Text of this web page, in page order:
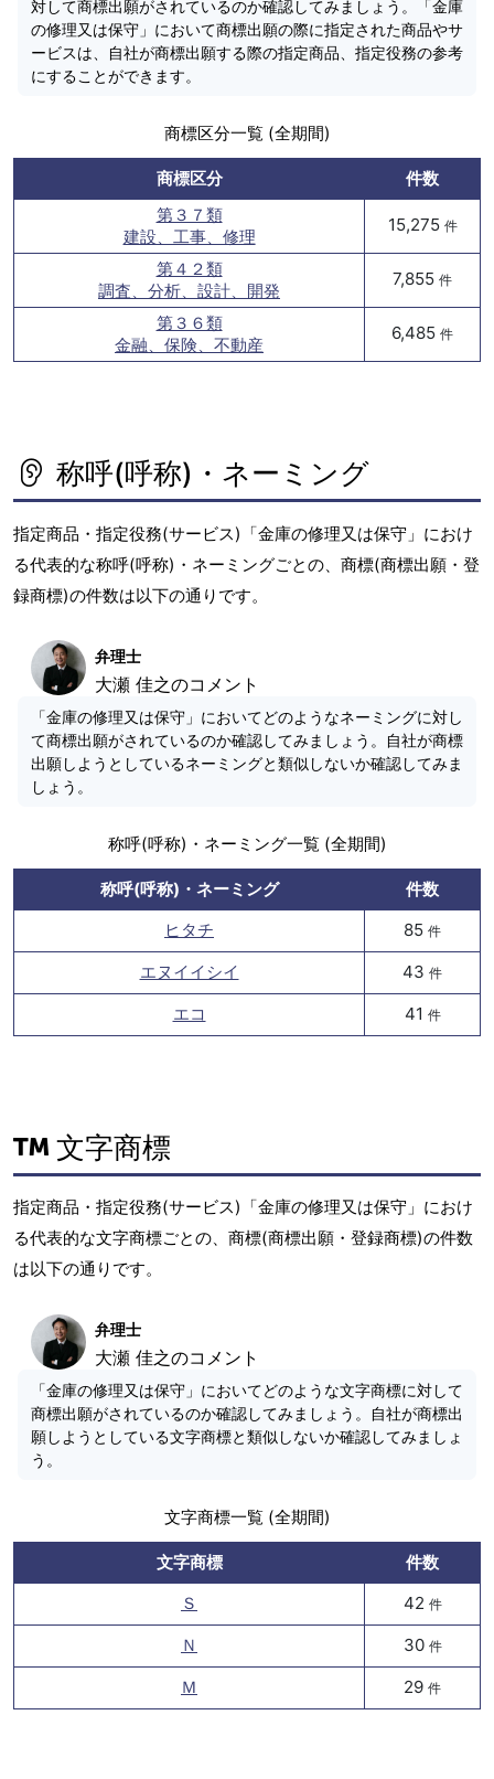
対して商標出願がされているのか確認してみましょう。「金庫
の修理又は保守」において商標出願の際に指定された商品やサ
ービスは、自社が商標出願する際の指定商品、指定役務の参考
にすることができます。
商標区分一覧 (全期間)
商標区分
件数
第３７類
建設、工事、修理
15,275 件
第４２類
調査、分析、設計、開発
7,855 件
第３６類
金融、保険、不動産
6,485 件
称呼(呼称)・ネーミング
指定商品・指定役務(サービス)「金庫の修理又は保守」におけ
る代表的な称呼(呼称)・ネーミングごとの、商標(商標出願・登
録商標)の件数は以下の通りです。
弁理士
大瀬 佳之のコメント
「金庫の修理又は保守」においてどのようなネーミングに対し
て商標出願がされているのか確認してみましょう。自社が商標
出願しようとしているネーミングと類似しないか確認してみま
しょう。
称呼(呼称)・ネーミング一覧 (全期間)
称呼(呼称)・ネーミング
件数
ヒタチ
85 件
エヌイイシイ 43 件
エコ 41 件
文字商標
指定商品・指定役務(サービス)「金庫の修理又は保守」におけ
る代表的な文字商標ごとの、商標(商標出願・登録商標)の件数
は以下の通りです。
弁理士
大瀬 佳之のコメント
「金庫の修理又は保守」においてどのような文字商標に対して
商標出願がされているのか確認してみましょう。自社が商標出
願しようとしている文字商標と類似しないか確認してみましょ
う。
文字商標一覧 (全期間)
文字商標
件数
Ｓ
42 件
Ｎ 30 件
Ｍ 29 件